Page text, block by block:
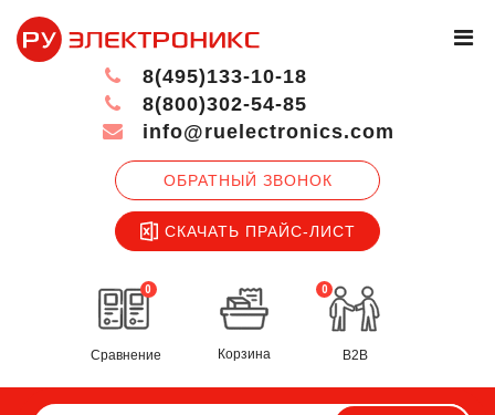
ОБРАТНЫЙ ЗВОНОК
СКАЧАТЬ ПРАЙС-ЛИСТ
8(495)133-10-18
8(800)302-54-85
info@ruelectronics.com
0
Сравнение
0
Корзина B2B